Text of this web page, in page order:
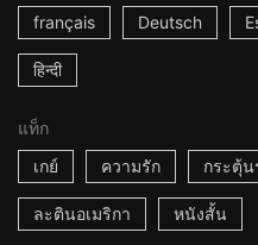
français Deutsch
हिन्दी
แท็ก
เกย์
ความรัก กระตุ้น
ละตินอเมริกา หนังสั้น